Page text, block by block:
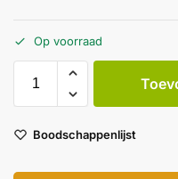
Op voorraad
Boodschappenlijst